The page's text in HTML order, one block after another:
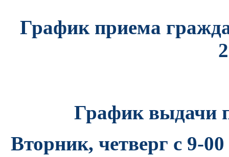
График приема
График выдачи
Вторник, четверг с 9-